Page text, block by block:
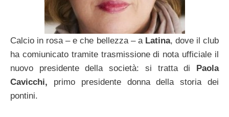
Calcio in rosa – e che bellezza – a Latina, dove il club
ha comiunicato tramite trasmissione di nota ufficiale il
nuovo presidente della società: si tratta di Paola
Cavicchi, primo presidente donna della storia dei
pontini.